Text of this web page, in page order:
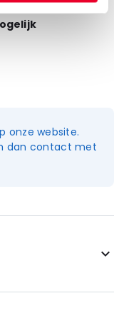
onze website.
dan contact met
per